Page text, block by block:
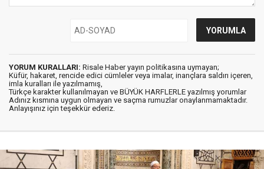
YORUM KURALLARI: Risale Haber yayın politikasına uymayan;
Küfür, hakaret, rencide edici cümleler veya imalar, inançlara saldırı içeren,
imla kuralları ile yazılmamış,
Türkçe karakter kullanılmayan ve BÜYÜK HARFLERLE yazılmış yorumlar
Adınız kısmına uygun olmayan ve saçma rumuzlar onaylanmamaktadır.
Anlayışınız için teşekkür ederiz.